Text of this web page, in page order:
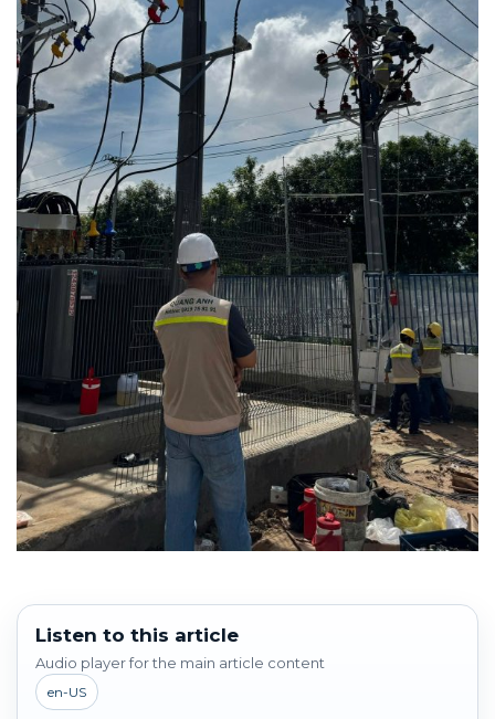
Listen to this article
Audio player for the main article content
en-US